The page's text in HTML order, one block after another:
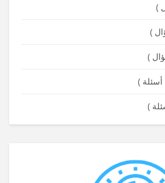
)
)
)
)
)